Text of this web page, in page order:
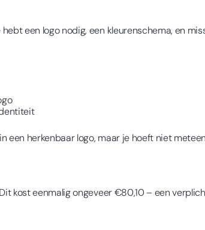
een logo nodig, een kleurenschema, en
herkenbaar logo, maar je hoeft niet
kost eenmalig ongeveer €80,10 – een